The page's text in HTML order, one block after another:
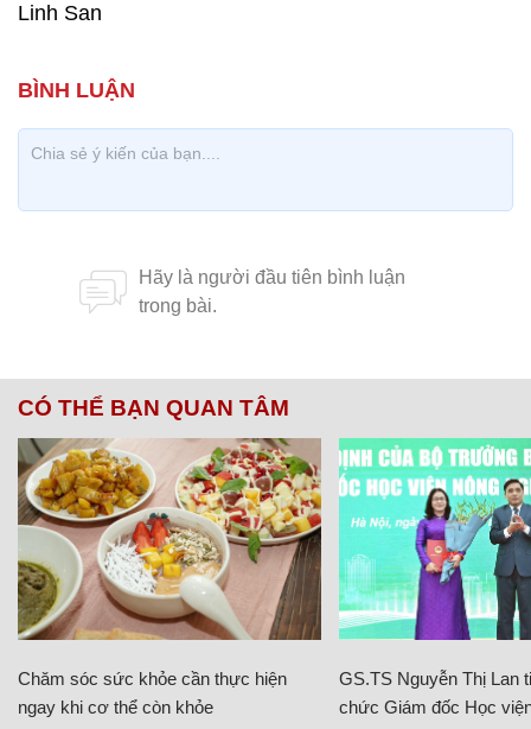
Linh San
CÓ THỂ BẠN QUAN TÂM
Chăm sóc sức khỏe cần thực hiện
ngay khi cơ thể còn khỏe
GS.TS Nguyễn Thị Lan
chức Giám đốc Học